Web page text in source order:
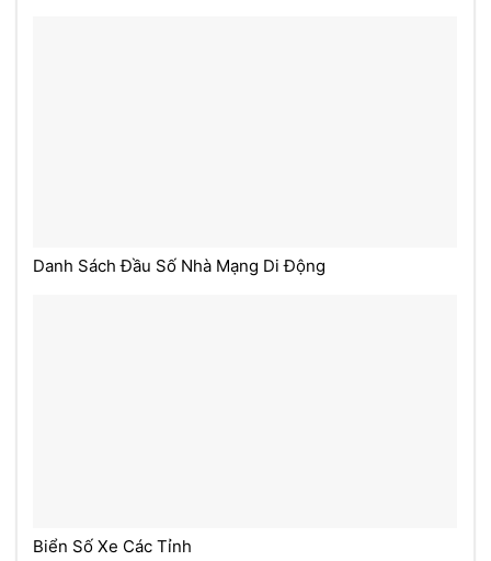
Danh Sách Đầu Số Nhà Mạng Di Động
Biển Số Xe Các Tỉnh